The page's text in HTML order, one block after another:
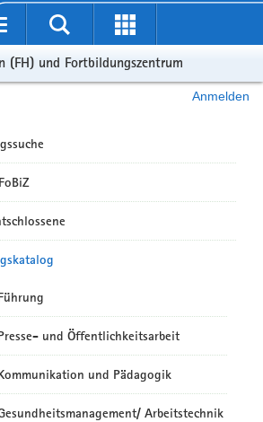
(FH) und Fortbildungszentrum
Anmelden
und Öffentlichkeitsarbeit
und Pädagogik
Arbeitstechnik